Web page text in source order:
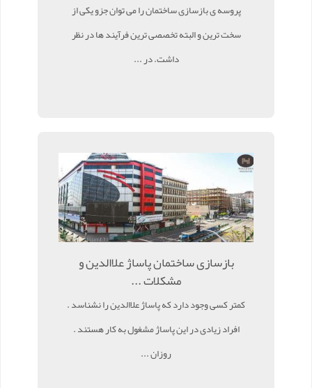
پروسه ی بازسازی ساختمان را می توان جزو یکی از
سخت ترین و البته تخصصی ترین فرآیند ها در نظر
داشت. در ...
بازسازی ساختمان پاساژ علاالدین و
مشکلات ...
کمتر کسی وجود دارد که پاساژ علاالدین را نشناسد .
افراد زیادی در این پاساژ مشغول به کار هستند .
روزان ...